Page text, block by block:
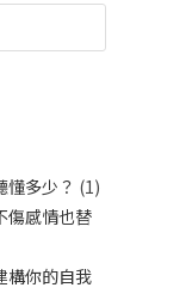
懂多少？ (1)
傷感情也替
構你的自我